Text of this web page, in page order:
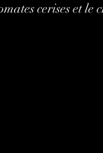
cerises et le